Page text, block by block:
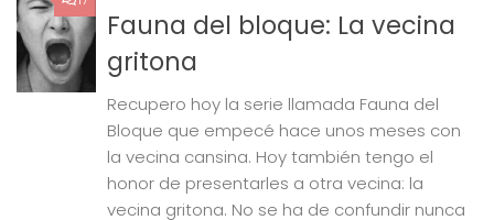
Fauna del bloque: La vecina
gritona
Recupero hoy la serie llamada Fauna del
Bloque que empecé hace unos meses con
la vecina cansina. Hoy también tengo el
honor de presentarles a otra vecina: la
vecina gritona. No se ha de confundir nunca